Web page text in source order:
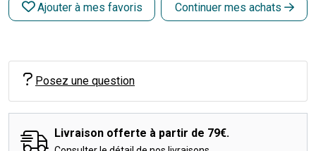
Ajouter à mes favoris Continuer mes achats
Posez une question
Livraison offerte à partir de 79€.